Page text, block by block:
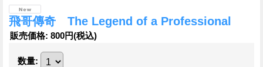
飛哥傳奇 The Legend of a Professional
販売価格: 800円(税込)
数量: